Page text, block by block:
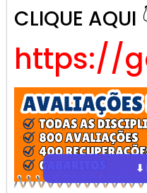
CLIQUE AQUI
https://
⬇